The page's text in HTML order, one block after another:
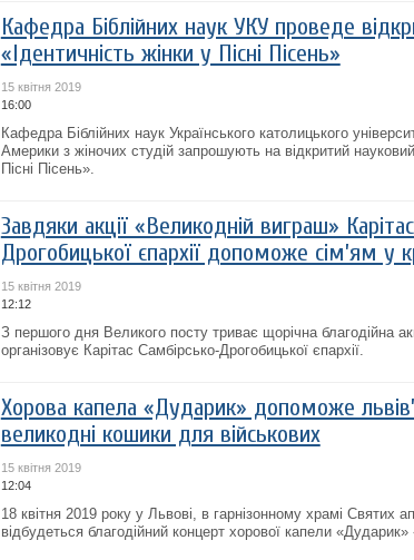
Кафедра Біблійних наук УКУ проведе
«Ідентичність жінки у Пісні Пісень»
15 квітня 2019
16:00
Кафедра Біблійних наук Українського католицького
Америки з жіночих студій запрошують на відкритий
Пісні Пісень».
Завдяки акції «Великодній виграш»
Дрогобицької єпархії допоможе сім’ям у
15 квітня 2019
12:12
З першого дня Великого посту триває щорічна благодійна
організовує Карітас Самбірсько-Дрогобицької єпархії.
Хорова капела «Дударик» допоможе
великодні кошики для військових
15 квітня 2019
12:04
18 квітня 2019 року у Львові, в гарнізонному храмі Святих
відбудеться благодійний концерт хорової капели